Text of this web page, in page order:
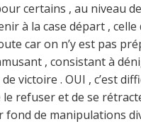
certains , au niveau
à la case départ , celle
car on n’y est pas
, consistant à
victoire . OUI , c’est
refuser et de se
de manipulations